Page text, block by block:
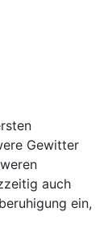
Gewitter
auch
ein,